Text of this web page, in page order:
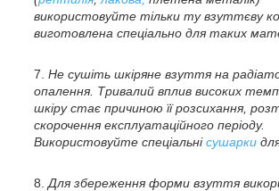
використовуйте тільки ту взуттєву
виготовлена спеціально для таких
Не сушіть шкіряне взуття на
опалення. Тривалий вплив високих
шкіру стає причиною її розсихання,
скорочення експлуатаційного періоду.
Використовуйте спеціальнісушарки
Для збереження форми взуття